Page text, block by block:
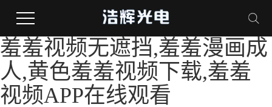
羞羞视频无遮挡,羞羞漫画成
人,黄色羞羞视频下载,羞羞
视频APP在线观看